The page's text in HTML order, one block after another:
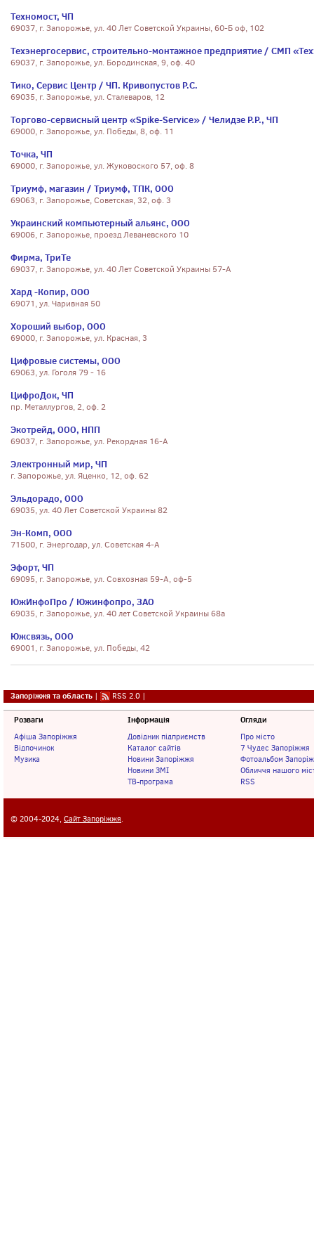
Техномост, ЧП
69037, г. Запорожье, ул. 40 Лет Советской Украины, 60-Б оф, 102
Техэнергосервис, строительно-монтажное предприятие / СМП
69037, г. Запорожье, ул. Бородинская, 9, оф. 40
Тико, Сервис Центр / ЧП. Кривопустов Р.С.
69035, г. Запорожье, ул. Сталеваров, 12
Торгово-сервисный центр «Spike-Service» / Челидзе Р.Р., ЧП
69000, г. Запорожье, ул. Победы, 8, оф. 11
Точка, ЧП
69000, г. Запорожье, ул. Жуковоского 57, оф. 8
Триумф, магазин / Триумф, ТПК, ООО
69063, г. Запорожье, Советская, 32, оф. 3
Украинский компьютерный альянс, ООО
69006, г. Запорожье, проезд Леваневского 10
Фирма, ТриТе
69037, г. Запорожье, ул. 40 Лет Советской Украины 57-А
Хард -Копир, ООО
69071, ул. Чаривная 50
Хороший выбор, ООО
69000, г. Запорожье, ул. Красная, 3
Цифровые системы, ООО
69063, ул. Гоголя 79 - 16
ЦифроДок, ЧП
пр. Металлургов, 2, оф. 2
Экотрейд, ООО, НПП
69037, г. Запорожье, ул. Рекордная 16-А
Электронный мир, ЧП
г. Запорожье, ул. Яценко, 12, оф. 62
Эльдорадо, ООО
69035, ул. 40 Лет Советской Украины 82
Эн-Комп, ООО
71500, г. Энергодар, ул. Советская 4-А
Эфорт, ЧП
69095, г. Запорожье, ул. Совхозная 59-А, оф-5
ЮжИнфоПро / Южинфопро, ЗАО
69035, г. Запорожье, ул. 40 лет Советской Украины 68а
Южсвязь, ООО
69001, г. Запорожье, ул. Победы, 42
Запоріжжя та область | RSS 2.0 |
Розваги
Афіша Запоріжжя
Відпочинок
Музика
Інформація
Довідник підприємств
Каталог сайтів
Новини Запоріжжя
Новини ЗМІ
ТВ-програма
Огляди
Про місто
7 Чудес Запоріжжя
Фотоальбом
Обличчя нашого
RSS
© 2004-2024, Сайт Запоріжжя.